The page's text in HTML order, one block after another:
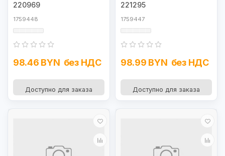
220969
1759448
98.46 BYN без НДС
Доступно для заказа
221295
1759447
98.99 BYN без НДС
Доступно для заказа